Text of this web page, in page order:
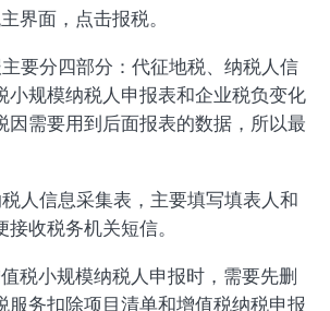
界面，点击报税。
要分四部分：代征地税、纳税人信
小规模纳税人申报表和企业税负变化
因需要用到后面报表的数据，所以最
人信息采集表，主要填写填表人和
收税务机关短信。
税小规模纳税人申报时，需要先删
服务扣除项目清单和增值税纳税申报